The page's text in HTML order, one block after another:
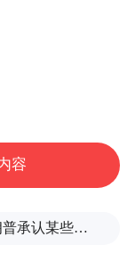
进行跨界合
年轻人生活
容
特朗普承认某些弹药供应紧张